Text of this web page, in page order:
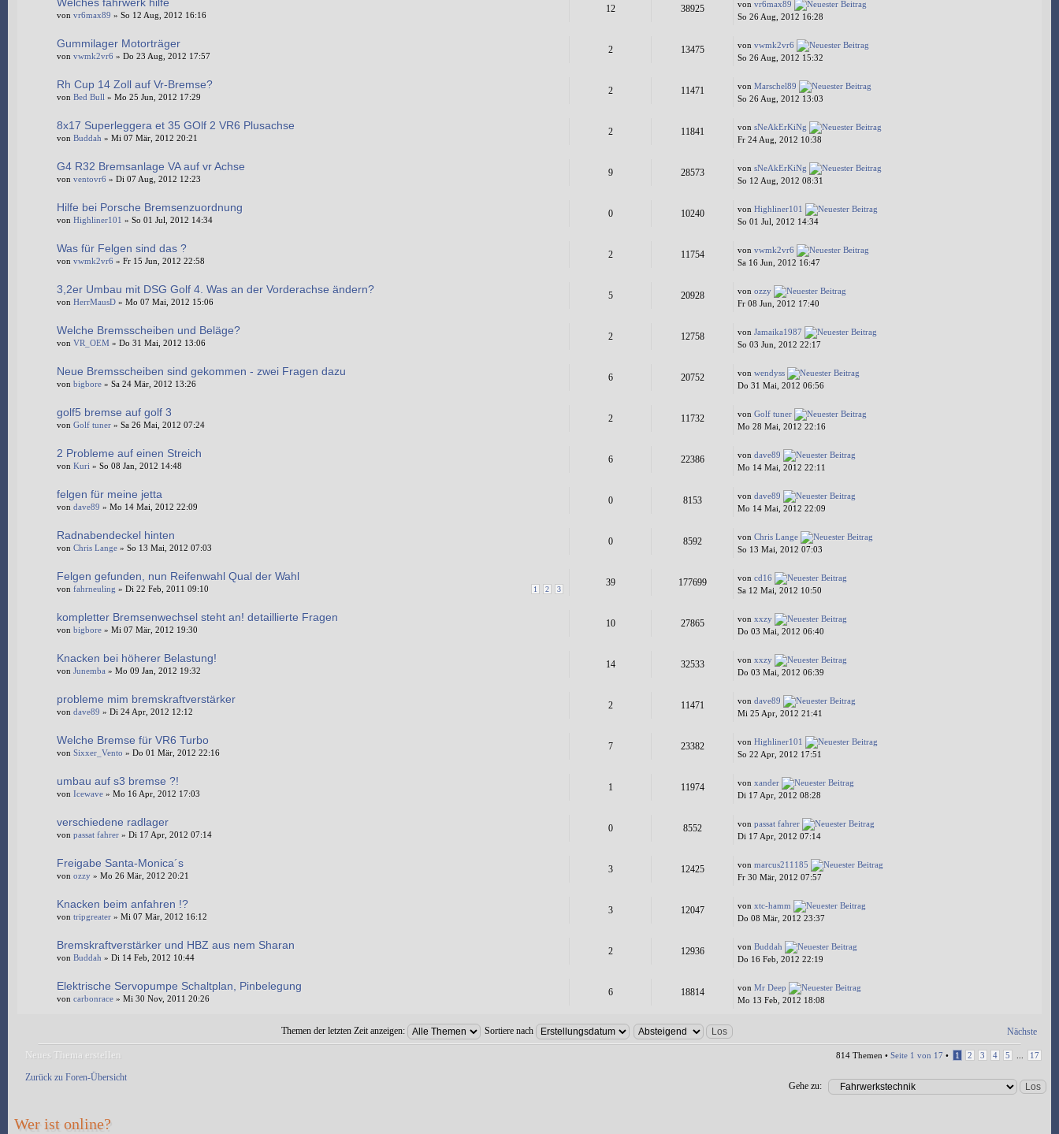
von vr6max89 » So 12 Aug, 2012 16:16
12 38925 vonvr6max89
So 26 Aug, 2012 16:28
Gummilager Motorträger
von vwmk2vr6 » Do 23 Aug, 2012 17:57
2 13475 vonvwmk2vr6
So 26 Aug, 2012 15:32
Rh Cup 14 Zoll auf Vr-Bremse?
von Bed Bull » Mo 25 Jun, 2012 17:29
2 11471 vonMarschel89
So 26 Aug, 2012 13:03
8x17 Superleggera et 35 GOlf 2 VR6 Plusachse
von Buddah » Mi 07 Mär, 2012 20:21
2 11841 vonsNeAkErKiNg
Fr 24 Aug, 2012 10:38
G4 R32 Bremsanlage VA auf vr Achse
von ventovr6 » Di 07 Aug, 2012 12:23
9 28573 vonsNeAkErKiNg
So 12 Aug, 2012 08:31
Hilfe bei Porsche Bremsenzuordnung
von Highliner101 » So 01 Jul, 2012 14:34
0 10240 vonHighliner101
So 01 Jul, 2012 14:34
Was für Felgen sind das ?
von vwmk2vr6 » Fr 15 Jun, 2012 22:58
2 11754 vonvwmk2vr6
Sa 16 Jun, 2012 16:47
3,2er Umbau mit DSG Golf 4. Was an der Vorderachse ändern?
von HerrMausD » Mo 07 Mai, 2012 15:06
5 20928 vonozzy
Fr 08 Jun, 2012 17:40
Welche Bremsscheiben und Beläge?
von VR_OEM » Do 31 Mai, 2012 13:06
2 12758 vonJamaika1987
So 03 Jun, 2012 22:17
Neue Bremsscheiben sind gekommen - zwei Fragen dazu
von bigbore » Sa 24 Mär, 2012 13:26
6 20752 vonwendyss
Do 31 Mai, 2012 06:56
golf5 bremse auf golf 3
von Golf tuner » Sa 26 Mai, 2012 07:24
2 11732 vonGolf tuner
Mo 28 Mai, 2012 22:16
2 Probleme auf einen Streich
von Kuri » So 08 Jan, 2012 14:48
6 22386 vondave89
Mo 14 Mai, 2012 22:11
felgen für meine jetta
von dave89 » Mo 14 Mai, 2012 22:09
0 8153 vondave89
Mo 14 Mai, 2012 22:09
Radnabendeckel hinten
von Chris Lange » So 13 Mai, 2012 07:03
0 8592 vonChris Lange
So 13 Mai, 2012 07:03
Felgen gefunden, nun Reifenwahl Qual der Wahl
1 2 3
von fahrneuling » Di 22 Feb, 2011 09:10
39 177699 voncd16
Sa 12 Mai, 2012 10:50
kompletter Bremsenwechsel steht an! detaillierte Fragen
von bigbore » Mi 07 Mär, 2012 19:30
10 27865 vonxxzy
Do 03 Mai, 2012 06:40
Knacken bei höherer Belastung!
von Junemba » Mo 09 Jan, 2012 19:32
14 32533 vonxxzy
Do 03 Mai, 2012 06:39
probleme mim bremskraftverstärker
von dave89 » Di 24 Apr, 2012 12:12
2 11471 vondave89
Mi 25 Apr, 2012 21:41
Welche Bremse für VR6 Turbo
von Sixxer_Vento » Do 01 Mär, 2012 22:16
7 23382 vonHighliner101
So 22 Apr, 2012 17:51
umbau auf s3 bremse ?!
von Icewave » Mo 16 Apr, 2012 17:03
1 11974 vonxander
Di 17 Apr, 2012 08:28
verschiedene radlager
von passat fahrer » Di 17 Apr, 2012 07:14
0 8552 vonpassat fahrer
Di 17 Apr, 2012 07:14
Freigabe Santa-Monica´s
von ozzy » Mo 26 Mär, 2012 20:21
3 12425 vonmarcus211185
Fr 30 Mär, 2012 07:57
Knacken beim anfahren !?
von tripgreater » Mi 07 Mär, 2012 16:12
3 12047 vonxtc-hamm
Do 08 Mär, 2012 23:37
Bremskraftverstärker und HBZ aus nem Sharan
von Buddah » Di 14 Feb, 2012 10:44
2 12936 vonBuddah
Do 16 Feb, 2012 22:19
Elektrische Servopumpe Schaltplan, Pinbelegung
von carbonrace » Mi 30 Nov, 2011 20:26
6 18814 vonMr Deep
Mo 13 Feb, 2012 18:08
Nächste
Themen der letzten Zeit anzeigen: Sortiere nach
Neues Thema erstellen 814 Themen • Seite 1 von 17 • 1 2 3 4 5 17
Zurück zu Foren-Übersicht
Gehe zu:
Wer ist online?